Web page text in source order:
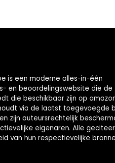
is een moderne alles-in-één
en beoordelingswebsite die de
die beschikbaar zijn op
via de laatst toegevoegde
zijn auteursrechtelijk
eigenaren. Alle
van hun respectievelijke